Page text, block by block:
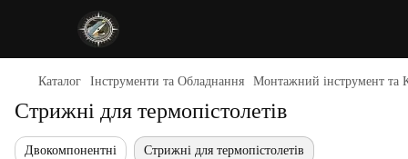
Каталог Інструменти та Обладнання Монтажний інструмент та
Стрижні для термопістолетів
Двокомпонентні Стрижні для термопістолетів